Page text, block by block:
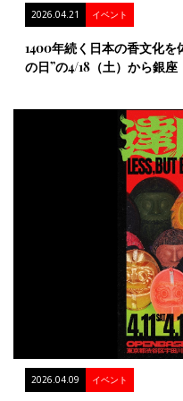
2026.04.21 イベント
1400年続く日本の香文化を
の日”の4/18（土）から銀
2026.04.09 イベント